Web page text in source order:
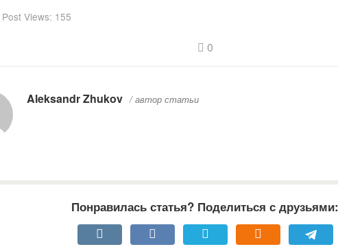
Post Views: 155
0
Aleksandr Zhukov / автор статьи
Понравилась статья? Поделиться с друзьями: